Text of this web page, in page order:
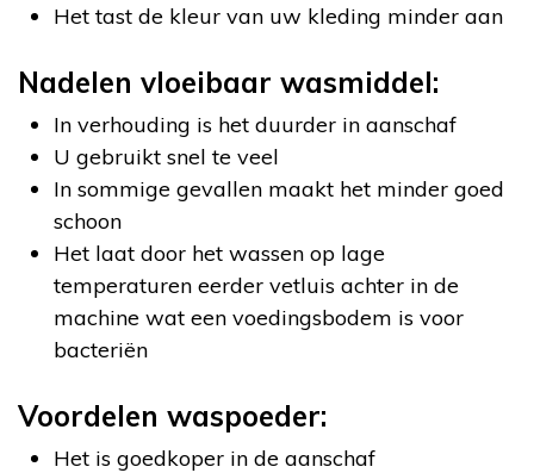
Het tast de kleur van uw kleding minder aan
Nadelen vloeibaar wasmiddel:
In verhouding is het duurder in aanschaf
U gebruikt snel te veel
In sommige gevallen maakt het minder goed
schoon
Het laat door het wassen op lage
temperaturen eerder vetluis achter in de
machine wat een voedingsbodem is voor
bacteriën
Voordelen waspoeder:
Het is goedkoper in de aanschaf